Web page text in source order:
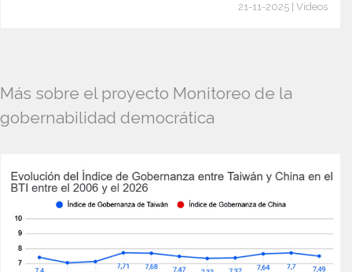
21-11-2025 | Videos
Más sobre el proyecto Monitoreo de la
gobernabilidad democrática